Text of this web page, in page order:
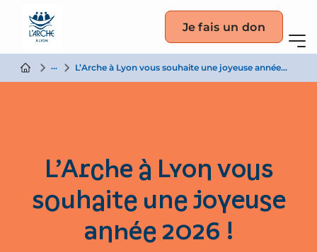
Je fais un don
Actualité L’Arche à Lyon vous souhaite une joyeuse année 2026 !
L’Arche à Lyon vous
souhaite une joyeuse
année 2026 !